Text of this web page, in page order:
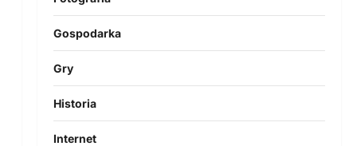
Gospodarka
Gry
Historia
Internet